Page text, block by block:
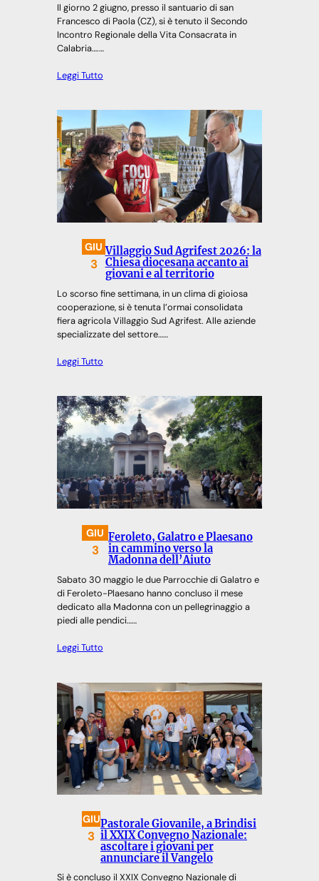
Il giorno 2 giugno, presso il santuario di san
Francesco di Paola (CZ), si è tenuto il Secondo
Incontro Regionale della Vita Consacrata in
Calabria….…
Leggi Tutto
GIU
3
Villaggio Sud Agrifest 2026: la
Chiesa diocesana accanto ai
giovani e al territorio
Lo scorso fine settimana, in un clima di gioiosa
cooperazione, si è tenuta l’ormai consolidata
fiera agricola Villaggio Sud Agrifest. Alle aziende
specializzate del settore……
Leggi Tutto
GIU
3
Feroleto, Galatro e Plaesano
in cammino verso la
Madonna dell’Aiuto
Sabato 30 maggio le due Parrocchie di Galatro e
di Feroleto-Plaesano hanno concluso il mese
dedicato alla Madonna con un pellegrinaggio a
piedi alle pendici……
Leggi Tutto
GIU
3
Pastorale Giovanile, a Brindisi
il XXIX Convegno Nazionale:
ascoltare i giovani per
annunciare il Vangelo
Si è concluso il XXIX Convegno Nazionale di